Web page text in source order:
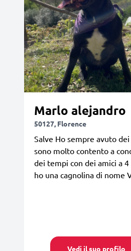
Marlo alejandro
50127, Florence
Salve Ho sempre avuto dei
sono molto contento a
dei tempi con dei amici a 4
ho una cagnolina di nome
Vedi il suo profilo